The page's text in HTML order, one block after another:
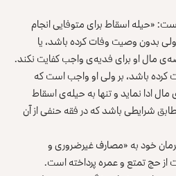
«حیله اسقاط برای متوفایی انجام
بدون وصیت وفات کرده باشد، یا
مال او برای فدیه‌ی واجب کفایت نکند.
کرده باشد، بر ولی او واجب است که
ادا نماید و تنها به حیله‌ی اسقاط
شرایطی باشد که در فقه حنفی از آن
خود به «مصارف غیرضروری و
حج تمتع و عمره پرداخته است.